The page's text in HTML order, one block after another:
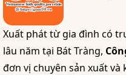
Xuất phát từ gia đình có
lâu năm tại Bát Tràng,
đơn vị chuyên sản xuất